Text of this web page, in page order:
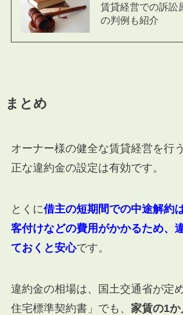
賃貸経営での訴訟
の判例も紹介
まとめ
オーナー様の健全な賃貸経営を行
正な違約金の設定は有効です。
とくに借主の短期間での中途解約
客付けなどの費用がかかるため、
ておくと安心です。
違約金の相場は、国土交通省が定
住宅標準契約書」でも、 家賃の1